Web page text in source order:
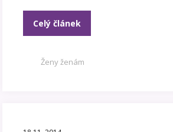
Celý článek
Ženy ženám